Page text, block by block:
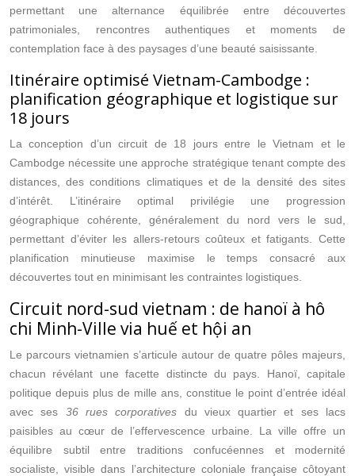
permettant une alternance équilibrée entre découvertes
patrimoniales, rencontres authentiques et moments de
contemplation face à des paysages d’une beauté saisissante.
Itinéraire optimisé Vietnam-Cambodge :
planification géographique et logistique sur
18 jours
La conception d’un circuit de 18 jours entre le Vietnam et le
Cambodge nécessite une approche stratégique tenant compte des
distances, des conditions climatiques et de la densité des sites
d’intérêt. L’itinéraire optimal privilégie une progression
géographique cohérente, généralement du nord vers le sud,
permettant d’éviter les allers-retours coûteux et fatigants. Cette
planification minutieuse maximise le temps consacré aux
découvertes tout en minimisant les contraintes logistiques.
Circuit nord-sud vietnam : de hanoï à hô
chi Minh-Ville via huế et hội an
Le parcours vietnamien s’articule autour de quatre pôles majeurs,
chacun révélant une facette distincte du pays. Hanoï, capitale
politique depuis plus de mille ans, constitue le point d’entrée idéal
avec ses 36 rues corporatives du vieux quartier et ses lacs
paisibles au cœur de l’effervescence urbaine. La ville offre un
équilibre subtil entre traditions confucéennes et modernité
socialiste, visible dans l’architecture coloniale française côtoyant